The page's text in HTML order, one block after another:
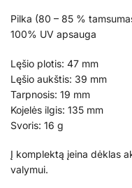
Pilka (80 – 85 %
100% UV apsauga
Lęšio plotis: 47 mm
Lęšio aukštis: 39 mm
Tarpnosis: 19 mm
Kojelės ilgis: 135 mm
Svoris: 16 g
Į komplektą įeina dėklas
valymui.